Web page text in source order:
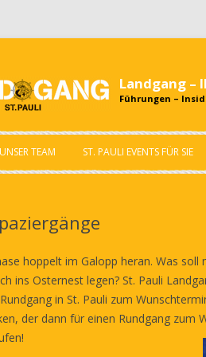
Landgang –
Führungen –
UNSER TEAM ST. PAULI EVENTS FÜR SIE
hoppelt im Galopp heran. Was
ins Osternest legen? St. Pauli
in St. Pauli zum
der dann für einen Rundgang zum